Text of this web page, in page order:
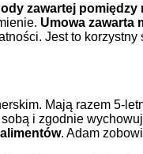
zawartej pomiędzy
Umowa zawarta
Jest to
Mają razem 5-
i zgodnie
. Adam